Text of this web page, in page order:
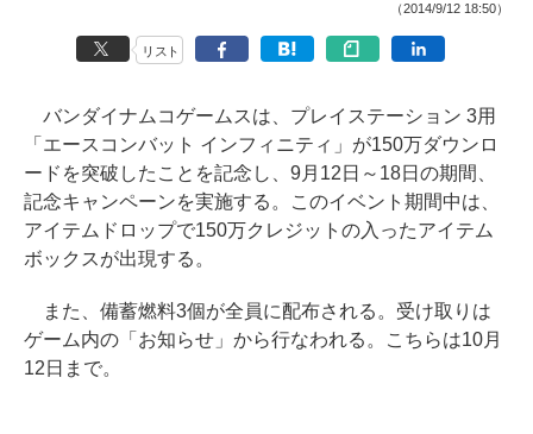
（2014/9/12 18:50）
リスト
バンダイナムコゲームスは、プレイステーション 3用
「エースコンバット インフィニティ」が150万ダウンロ
ードを突破したことを記念し、9月12日～18日の期間、
記念キャンペーンを実施する。このイベント期間中は、
アイテムドロップで150万クレジットの入ったアイテム
ボックスが出現する。
また、備蓄燃料3個が全員に配布される。受け取りは
ゲーム内の「お知らせ」から行なわれる。こちらは10月
12日まで。